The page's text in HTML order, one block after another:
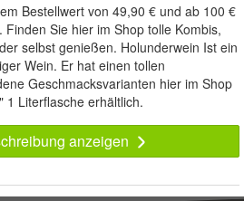
Bestellwert von 49,90 € und ab 100 €
Sie hier im Shop tolle Kombis,
selbst genießen. Holunderwein Ist ein
Wein. Er hat einen tollen
Geschmacksvarianten hier im Shop
1 Literflasche erhältlich.
anzeigen